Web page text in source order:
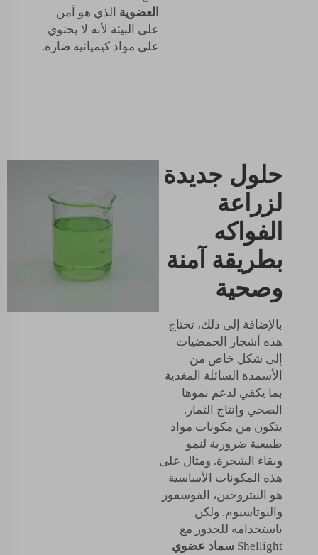
العضوية الذي هو آمن
على البيئة لأنه لا يحتوي
على مواد كيميائية ضارة.
حلول جديدة
لزراعة
الفواكه
بطريقة آمنة
وصحية
بالإضافة إلى ذلك، تحتاج
هذه أشجار الحمضيات
إلى شكل خاص من
الأسمدة السائلة المغذية
بما يكفي لدعم نموها
الصحي وإنتاج الثمار.
يتكون من مكونات مواد
طبيعية ضرورية لنمو
وبقاء الشجرة. ومثال على
هذه المكونات الأساسية
هو النيتروجين، الفوسفور
والبوتاسيوم. ولكن
باستخدامه للجذور مع
Shellight سماد عضوي